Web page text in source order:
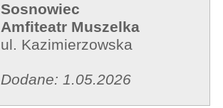
Sosnowiec
Amfiteatr Muszelka
ul. Kazimierzowska
Dodane: 1.05.2026